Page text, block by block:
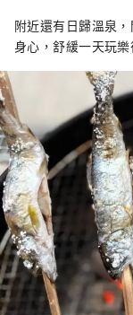
附近還有日歸溫泉
身心，舒緩一天玩樂